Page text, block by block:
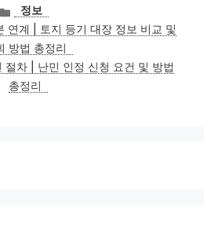
카
테
고
리
정보
연계 | 토지 등기 대장 정보 비교 및
방법 총정리
절차 | 난민 인정 신청 요건 및 방법
총정리